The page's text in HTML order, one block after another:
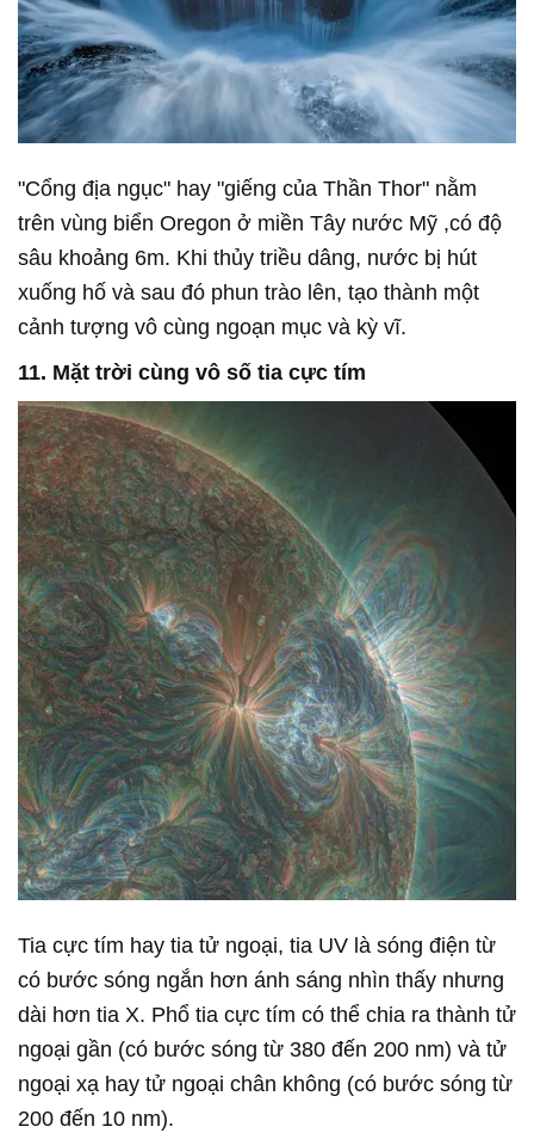
"Cổng địa ngục" hay "giếng của Thần Thor" nằm
trên vùng biển Oregon ở miền Tây nước Mỹ ,có độ
sâu khoảng 6m. Khi thủy triều dâng, nước bị hút
xuống hố và sau đó phun trào lên, tạo thành một
cảnh tượng vô cùng ngoạn mục và kỳ vĩ.
11. Mặt trời cùng vô số tia cực tím
Tia cực tím hay tia tử ngoại, tia UV là sóng điện từ
có bước sóng ngắn hơn ánh sáng nhìn thấy nhưng
dài hơn tia X. Phổ tia cực tím có thể chia ra thành tử
ngoại gần (có bước sóng từ 380 đến 200 nm) và tử
ngoại xạ hay tử ngoại chân không (có bước sóng từ
200 đến 10 nm).